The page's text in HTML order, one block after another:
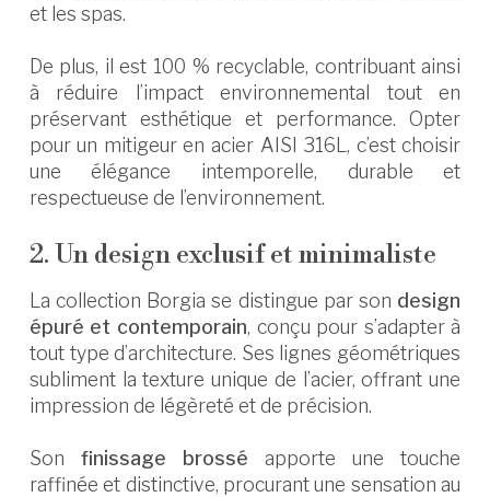
et les spas.
De plus, il est 100 % recyclable, contribuant ainsi
à réduire l’impact environnemental tout en
préservant esthétique et performance. Opter
pour un mitigeur en acier AISI 316L, c’est choisir
une élégance intemporelle, durable et
respectueuse de l’environnement.
2. Un design exclusif et minimaliste
La collection Borgia se distingue par son design
épuré et contemporain, conçu pour s’adapter à
tout type d’architecture. Ses lignes géométriques
subliment la texture unique de l’acier, offrant une
impression de légèreté et de précision.
Son finissage brosséapporte une touche
raffinée et distinctive, procurant une sensation au